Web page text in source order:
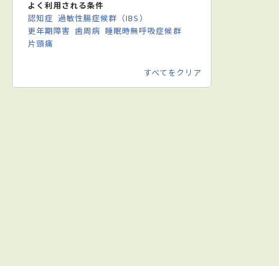
よく利用される条件
認知症 過敏性腸症候群（IBS）
更年期障害 歯周病 睡眠時無呼吸症候群
片頭痛
すべてをクリア